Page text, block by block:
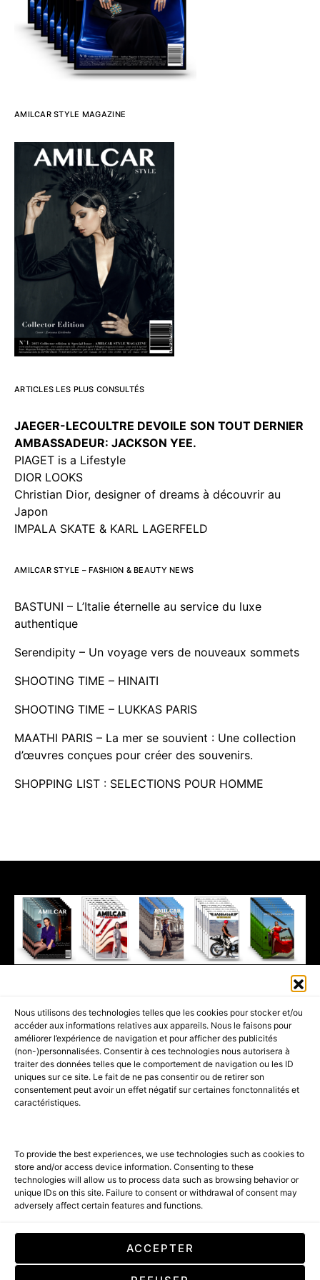
Nous utilisons des technologies telles que les cookies pour stocker et/ou
accéder aux informations relatives aux appareils. Nous le faisons pour
améliorer l’expérience de navigation et pour afficher des publicités
(non-)personnalisées. Consentir à ces technologies nous autorisera à
traiter des données telles que le comportement de navigation ou les ID
uniques sur ce site. Le fait de ne pas consentir ou de retirer son
consentement peut avoir un effet négatif sur certaines fonctonnalités et
caractéristiques.
To provide the best experiences, we use technologies such as cookies to
store and/or access device information. Consenting to these
technologies will allow us to process data such as browsing behavior or
unique IDs on this site. Failure to consent or withdrawal of consent may
adversely affect certain features and functions.
ACCEPTER
AMILCAR STYLE MAGAZINE
ARTICLES LES PLUS CONSULTÉS
JAEGER-LECOULTRE DEVOILE SON TOUT DERNIER
AMBASSADEUR: JACKSON YEE.
PIAGET is a Lifestyle
DIOR LOOKS
Christian Dior, designer of dreams à découvrir au
Japon
IMPALA SKATE & KARL LAGERFELD
AMILCAR STYLE – FASHION & BEAUTY NEWS
BASTUNI – L’Italie éternelle au service du luxe
authentique
Serendipity – Un voyage vers de nouveaux sommets
SHOOTING TIME – HINAITI
SHOOTING TIME – LUKKAS PARIS
MAATHI PARIS – La mer se souvient : Une collection
d’œuvres conçues pour créer des souvenirs.
SHOPPING LIST : SELECTIONS POUR HOMME
PART OF THEAMILCAR MAGAZINE GROUP.EDITOR - ADVERTISING
AGENCE MEDIANE.
ACCUEIL BEST OF LUXE
35 MAGAZINES
SHOPPING & CONCIERGERIE
Voyages Contact
SUBSCRIBE